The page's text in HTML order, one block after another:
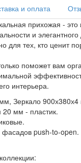
и оплата
прихожая - это
и элегантного
для тех, кто ценит
поможет вам
интерьера.
Зеркало
мм - пластик.
push-to-open.